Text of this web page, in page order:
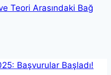
Teori Arasındaki Bağ